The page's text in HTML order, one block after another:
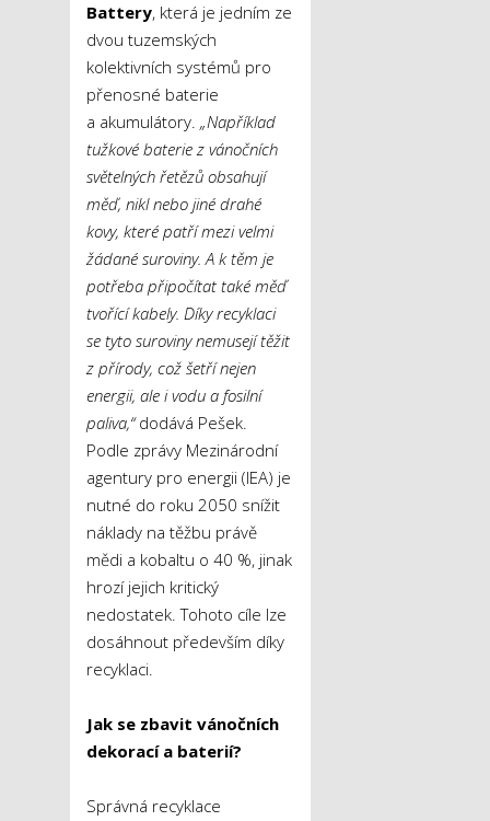
Battery, která je jedním ze
dvou tuzemských
kolektivních systémů pro
přenosné baterie
a akumulátory. „Například
tužkové baterie z vánočních
světelných řetězů obsahují
měď, nikl nebo jiné drahé
kovy, které patří mezi velmi
žádané suroviny. A k těm je
potřeba připočítat také měď
tvořící kabely. Díky recyklaci
se tyto suroviny nemusejí těžit
z přírody, což šetří nejen
energii, ale i vodu a fosilní
paliva,“dodává Pešek.
Podle zprávy Mezinárodní
agentury pro energii (IEA) je
nutné do roku 2050 snížit
náklady na těžbu právě
mědi a kobaltu o 40 %, jinak
hrozí jejich kritický
nedostatek. Tohoto cíle lze
dosáhnout především díky
recyklaci.
Jak se zbavit vánočních
dekorací a baterií?
Správná recyklace